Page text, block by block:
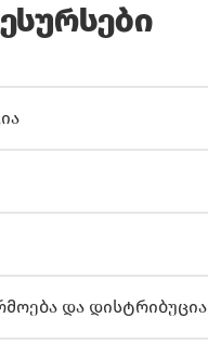
და დისტრიბუცია